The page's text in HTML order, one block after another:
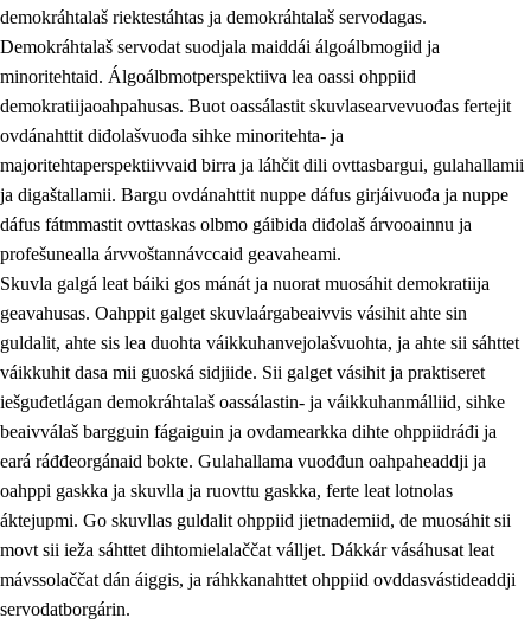
demokráhtalaš riektestáhtas ja demokráhtalaš servodagas.
Demokráhtalaš servodat suodjala maiddái álgoálbmogiid ja
minoritehtaid. Álgoálbmotperspektiiva lea oassi ohppiid
demokratiijaoahpahusas. Buot oassálastit skuvlasearvevuođas fertejit
ovdánahttit diđolašvuođa sihke minoritehta- ja
majoritehtaperspektiivvaid birra ja láhčit dili ovttasbargui, gulahallamii
ja digaštallamii. Bargu ovdánahttit nuppe dáfus girjáivuođa ja nuppe
dáfus fátmmastit ovttaskas olbmo gáibida diđolaš árvooainnu ja
profešunealla árvvoštannávccaid geavaheami.
Skuvla galgá leat báiki gos mánát ja nuorat muosáhit demokratiija
geavahusas. Oahppit galget skuvlaárgabeaivvis vásihit ahte sin
guldalit, ahte sis lea duohta váikkuhanvejolašvuohta, ja ahte sii sáhttet
váikkuhit dasa mii guoská sidjiide. Sii galget vásihit ja praktiseret
iešguđetlágan demokráhtalaš oassálastin- ja váikkuhanmálliid, sihke
beaivválaš bargguin fágaiguin ja ovdamearkka dihte ohppiidráđi ja
eará ráđđeorgánaid bokte. Gulahallama vuođđun oahpaheaddji ja
oahppi gaskka ja skuvlla ja ruovttu gaskka, ferte leat lotnolas
áktejupmi. Go skuvllas guldalit ohppiid jietnademiid, de muosáhit sii
movt sii ieža sáhttet dihtomielalaččat válljet. Dákkár vásáhusat leat
mávssolaččat dán áiggis, ja ráhkkanahttet ohppiid ovddasvástideaddji
servodatborgárin.